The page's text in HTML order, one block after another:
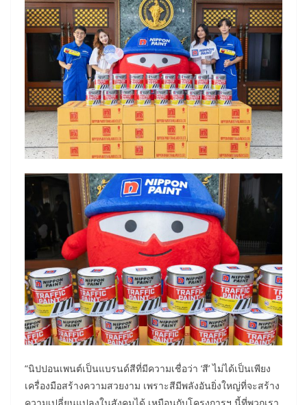
“นิปปอนเพนต์เป็นแบรนด์สีที่มีความเชื่อว่า ‘สี’ ไม่ได้เป็นเพียง
เครื่องมือสร้างความสวยงาม เพราะสีมีพลังอันยิ่งใหญ่ที่จะสร้าง